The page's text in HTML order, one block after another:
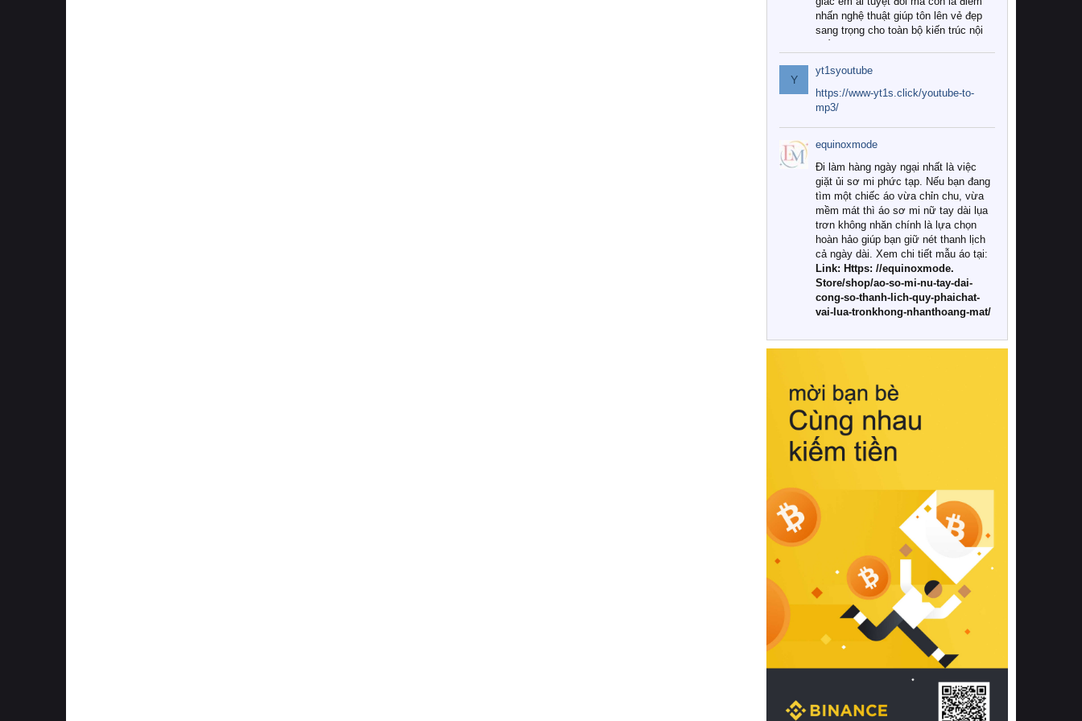
nhấn nghệ thuật giúp tôn lên vẻ đẹp
sang trọng cho toàn bộ kiến trúc nội
Tuy nhiên, giữa thị trường đa dạng
với vô vàn thương hiệu và mẫu mã
như hiện nay, làm thế nào để chọn
được những bộ chăn ga gối đệm cao
cấp thực sự chất lượng, phù hợp với
khí hậu và nhu cầu sử dụng của gia
đình? Hãy cùng chúng tôi đi tìm lời
giải đáp chi tiết qua bài viết dưới đây.
1. Tại sao các gia đình hiện đại lại ưa
chuộng chăn ga gối đệm cao cấp?
Khác với các dòng sản phẩm thông
thường, những bộ chăn ga gối đệm
cao cấp trải qua quy trình sản xuất
nghiêm ngặt từ khâu chọn lọc nguyên
liệu tự nhiên đến công nghệ dệt
nhuộm hiện đại không chứa hóa chất
này, bạn sẽ cảm nhận rõ rệt sự khác
hồi chuẩn xác của phần đệm nâng đỡ
cột sống.
Bên cạnh đó, việc lựa chọn các dòng
sản phẩm đạt chuẩn chất lượng quốc
tế còn giúp ngăn ngừa tình trạng kích
khuẩn và nấm mốc trong điều kiện
thời tiết nóng ẩm. Bạn có thể tìm hiểu
thêm các nghiên cứu khoa học về tác
động của giấc ngủ và môi trường
phòng ngủ đối với sức khỏe con
người tại Sleep Foundation (External
Link) để có cái nhìn toàn diện hơn.
2. Các tiêu chí vàng khi lựa chọn
chăn ga gối đệm cao cấp cho phòng
ngủ
Để sở hữu một bộ chăn ga gối đệm
cao cấp hoàn hảo cả về thẩm mỹ lẫn
công năng, người tiêu dùng cần cân
nhắc kỹ lưỡng các tiêu chí quan trọng
Y
yt1syoutube
https://www-yt1s.click/youtube-to-
mp3/
equinoxmode
Đi làm hàng ngày ngại nhất là việc
giặt ủi sơ mi phức tạp. Nếu bạn đang
tìm một chiếc áo vừa chỉn chu, vừa
mềm mát thì áo sơ mi nữ tay dài lụa
trơn không nhăn chính là lựa chọn
hoàn hảo giúp bạn giữ nét thanh lịch
cả ngày dài. Xem chi tiết mẫu áo tại:
Link: Https: //equinoxmode.
Store/shop/ao-so-mi-nu-tay-dai-
cong-so-thanh-lich-quy-phaichat-
vai-lua-tronkhong-nhanthoang-mat/